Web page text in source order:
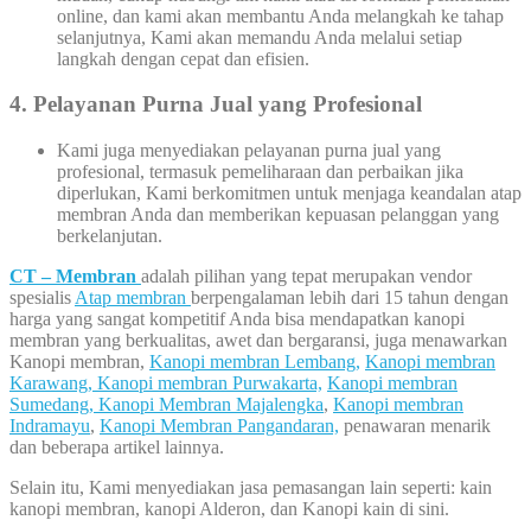
online, dan kami akan membantu Anda melangkah ke tahap
selanjutnya, Kami akan memandu Anda melalui setiap
langkah dengan cepat dan efisien.
4. Pelayanan Purna Jual yang Profesional
Kami juga menyediakan pelayanan purna jual yang
profesional, termasuk pemeliharaan dan perbaikan jika
diperlukan, Kami berkomitmen untuk menjaga keandalan atap
membran Anda dan memberikan kepuasan pelanggan yang
berkelanjutan.
CT – Membran adalah pilihan yang tepat merupakan vendor
spesialis Atap membran berpengalaman lebih dari 15 tahun dengan
harga yang sangat kompetitif Anda bisa mendapatkan kanopi
membran yang berkualitas, awet dan bergaransi, juga menawarkan
Kanopi membran, Kanopi membran Lembang, Kanopi membran
Karawang, Kanopi membran Purwakarta, Kanopi membran
Sumedang, Kanopi Membran Majalengka, Kanopi membran
Indramayu, Kanopi Membran Pangandaran, penawaran menarik
dan beberapa artikel lainnya.
Selain itu, Kami menyediakan jasa pemasangan lain seperti: kain
kanopi membran, kanopi Alderon, dan Kanopi kain di sini.